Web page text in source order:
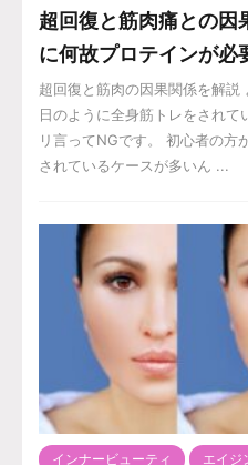
超回復と筋肉痛との因
に何故プロテインが必
超回復と筋肉の因果関係を解
日のように全身筋トレをされ
リ言ってNGです。 初心者の方
されているケースが多いん ...
インナービューティ エイジ